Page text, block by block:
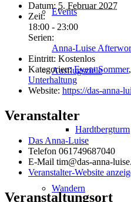
Events
Ausflugsziele
Hardtbergturm
Wandern
Datum: 5. Februar 2027
Zeit:
18:00 - 23:00
Serien:
Anna-Luise
Eintritt: Kostenlos
Kategorien: Event Sommer,
Unterhaltung
Website: https://das-anna-
Veranstalter
Das Anna-Luise
Telefon 061749687040
E-Mail tim@das-anna-
Veranstalter-Website
Veranstaltungsort